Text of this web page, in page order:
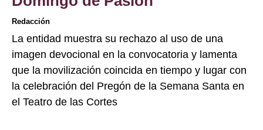
Redacción
La entidad muestra su rechazo al uso de una
imagen devocional en la convocatoria y lamenta
que la movilización coincida en tiempo y lugar con
la celebración del Pregón de la Semana Santa en
el Teatro de las Cortes